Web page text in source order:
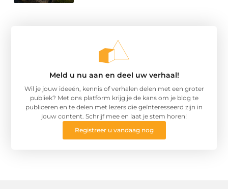
Meld u nu aan en deel uw verhaal!
Wil je jouw ideeën, kennis of verhalen delen met een groter
publiek? Met ons platform krijg je de kans om je blog te
publiceren en te delen met lezers die geïnteresseerd zijn in
jouw content. Schrijf mee en laat je stem horen!
Registreer u vandaag nog